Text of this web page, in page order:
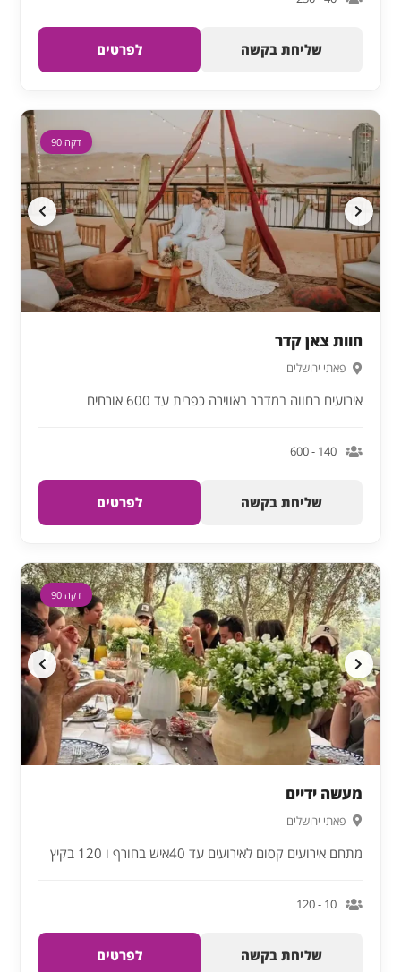
שליחת בקשה לפרטים
דקה 90
חוות צאן קדר
פאתי ירושלים
אירועים בחווה במדבר באווירה כפרית עד 600 אורחים
140 - 600
שליחת בקשה לפרטים
דקה 90
מעשה ידיים
פאתי ירושלים
מתחם אירועים קסום לאירועים עד 40איש בחורף ו 120 בקיץ
10 - 120
שליחת בקשה לפרטים